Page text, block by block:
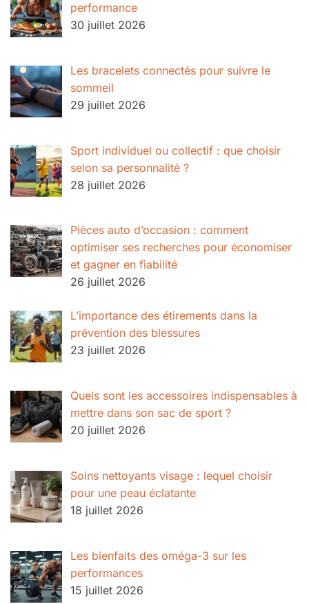
performance
30 juillet 2026
Les bracelets connectés pour suivre le
sommeil
29 juillet 2026
Sport individuel ou collectif : que choisir
selon sa personnalité ?
28 juillet 2026
Pièces auto d’occasion : comment
optimiser ses recherches pour économiser
et gagner en fiabilité
26 juillet 2026
L’importance des étirements dans la
prévention des blessures
23 juillet 2026
Quels sont les accessoires indispensables à
mettre dans son sac de sport ?
20 juillet 2026
Soins nettoyants visage : lequel choisir
pour une peau éclatante
18 juillet 2026
Les bienfaits des oméga-3 sur les
performances
15 juillet 2026